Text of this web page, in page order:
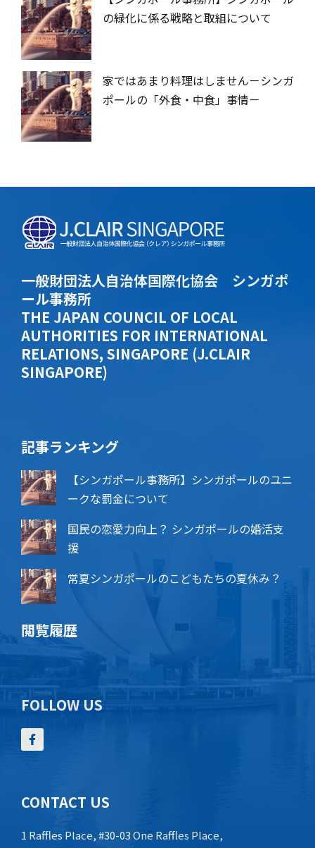
の緑化に係る戦略と取組について
家ではあまり料理はしません－シンガ
ポールの「外食・中食」事情－
一般財団法人自治体国際化協会 シンガポ
ール事務所
THE JAPAN COUNCIL OF LOCAL
AUTHORITIES FOR INTERNATIONAL
RELATIONS, SINGAPORE (J.CLAIR
SINGAPORE)
記事ランキング
【シンガポール事務所】シンガポールのユニ
ークな罰金について
国民の恋愛力向上？ シンガポールの婚活支
援
常夏シンガポールのこどもたちの夏休み？
閲覧履歴
FOLLOW US
CONTACT US
1 Raffles Place, #30-03 One Raffles Place,